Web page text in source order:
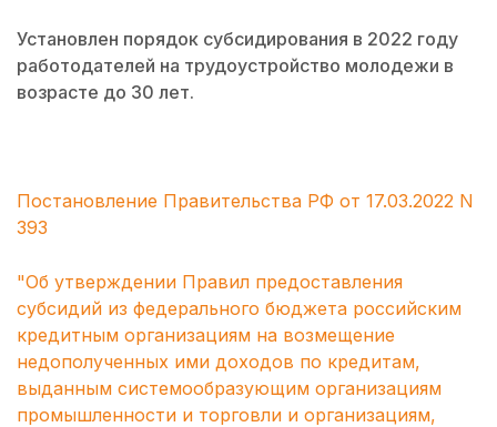
Установлен порядок субсидирования в 2022 году
работодателей на трудоустройство молодежи в
возрасте до 30 лет.
Постановление Правительства РФ от 17.03.2022 N
393
"Об утверждении Правил предоставления
субсидий из федерального бюджета российским
кредитным организациям на возмещение
недополученных ими доходов по кредитам,
выданным системообразующим организациям
промышленности и торговли и организациям,